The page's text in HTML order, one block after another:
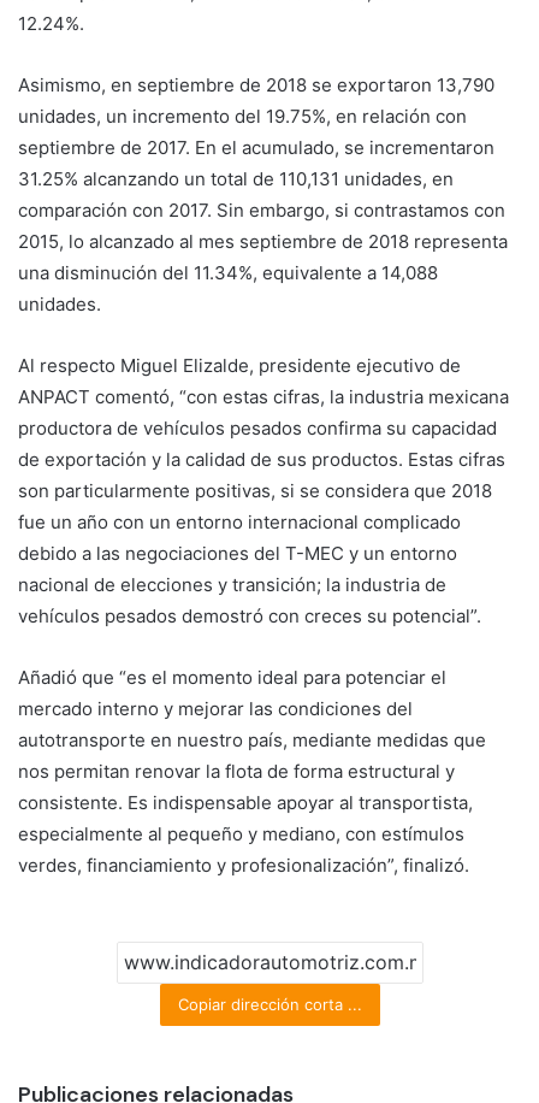
12.24%.
Asimismo, en septiembre de 2018 se exportaron 13,790
unidades, un incremento del 19.75%, en relación con
septiembre de 2017. En el acumulado, se incrementaron
31.25% alcanzando un total de 110,131 unidades, en
comparación con 2017. Sin embargo, si contrastamos con
2015, lo alcanzado al mes septiembre de 2018 representa
una disminución del 11.34%, equivalente a 14,088
unidades.
Al respecto Miguel Elizalde, presidente ejecutivo de
ANPACT comentó, “con estas cifras, la industria mexicana
productora de vehículos pesados confirma su capacidad
de exportación y la calidad de sus productos. Estas cifras
son particularmente positivas, si se considera que 2018
fue un año con un entorno internacional complicado
debido a las negociaciones del T-MEC y un entorno
nacional de elecciones y transición; la industria de
vehículos pesados demostró con creces su potencial”.
Añadió que “es el momento ideal para potenciar el
mercado interno y mejorar las condiciones del
autotransporte en nuestro país, mediante medidas que
nos permitan renovar la flota de forma estructural y
consistente. Es indispensable apoyar al transportista,
especialmente al pequeño y mediano, con estímulos
verdes, financiamiento y profesionalización”, finalizó.
Copiar dirección corta ...
Publicaciones relacionadas